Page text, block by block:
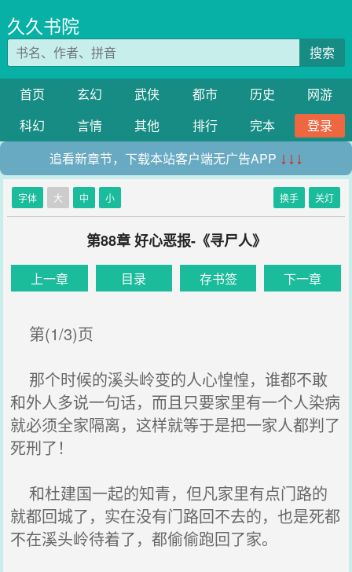
久久书院
搜索
首页 玄幻 武侠 都市 历史
网游
科幻
言情 其他 排行 完本
登录
追看新章节，下载本站客户端无广告APP ↓↓↓
字体 大 中 小 换手 关灯
第88章 好心恶报-《寻尸人》
上一章 目录 存书签 下一章
第(1/3)页
那个时候的溪头岭变的人心惶惶，谁都不敢
和外人多说一句话，而且只要家里有一个人染病
就必须全家隔离，这样就等于是把一家人都判了
死刑了！
和杜建国一起的知青，但凡家里有点门路的
就都回城了，实在没有门路回不去的，也是死都
不在溪头岭待着了，都偷偷跑回了家。